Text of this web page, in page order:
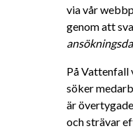
via vår
genom att
På Vattenfall
söker
är
och strävar